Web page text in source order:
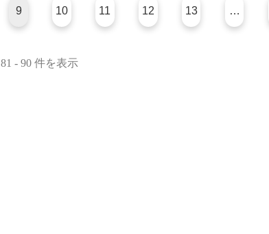
- 90 件を表示
9 10 11 12 13 …